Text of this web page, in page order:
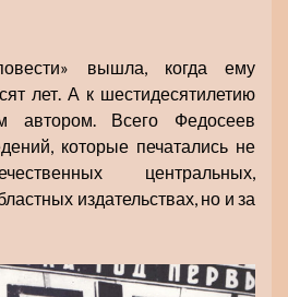
вышла, когда ему
лет. А к шестидесятилетию
автором. Всего Федосеев
которые печатались не
центральных,
издательствах, но и за